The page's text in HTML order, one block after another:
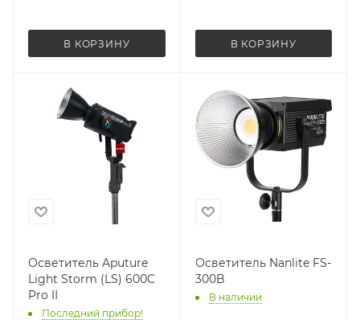
В КОРЗИНУ В КОРЗИНУ
Осветитель Aputure
Light Storm (LS) 600C
Pro II
Последний прибор!
Осветитель Nanlite FS-
300B
В наличии